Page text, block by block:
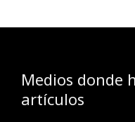
Medios donde
artículos